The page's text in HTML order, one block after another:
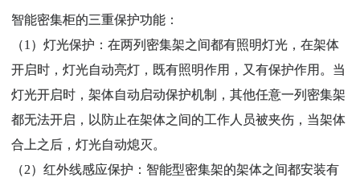
智能密集柜的三重保护功能：
（1）灯光保护：在两列密集架之间都有照明灯光，在架体
开启时，灯光自动亮灯，既有照明作用，又有保护作用。当
灯光开启时，架体自动启动保护机制，其他任意一列密集架
都无法开启，以防止在架体之间的工作人员被夹伤，当架体
合上之后，灯光自动熄灭。
（2）红外线感应保护：智能型密集架的架体之间都安装有